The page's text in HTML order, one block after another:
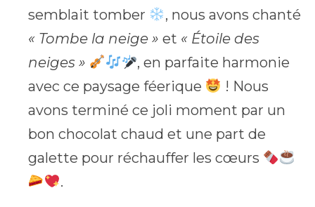
semblait tomber
, nous avons chanté
« Tombe la neige » et « Étoile des
neiges »
, en parfaite harmonie
avec ce paysage féerique
! Nous
avons terminé ce joli moment par un
bon chocolat chaud et une part de
galette pour réchauffer les cœurs
.